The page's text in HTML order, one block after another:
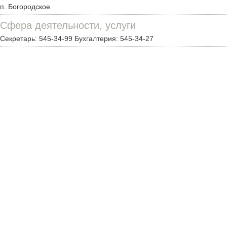
п. Богородское
Сфера деятельности, услуги
Секретарь: 545-34-99 Бухгалтерия: 545-34-27